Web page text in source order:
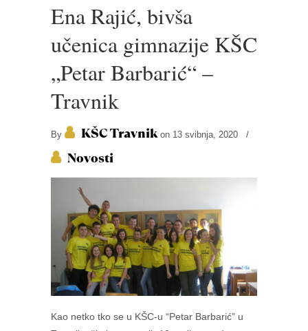
Ena Rajić, bivša
učenica gimnazije KŠC
„Petar Barbarić“ –
Travnik
By KŠC Travnikon 13 svibnja, 2020 /
Novosti
Kao netko tko se u KŠC-u “Petar Barbarić” u